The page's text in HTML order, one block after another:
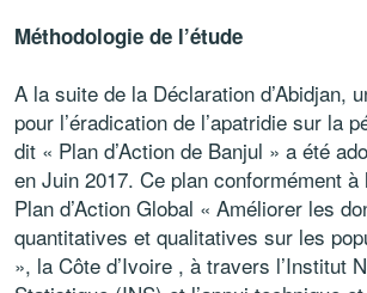
Méthodologie de l’étude
A la suite de la Déclaration d’Abidjan,
pour l’éradication de l’apatridie sur la
dit « Plan d’Action de Banjul » a été
en Juin 2017. Ce plan conformément à
Plan d’Action Global « Améliorer les
quantitatives et qualitatives sur les
», la Côte d’Ivoire , à travers l’Institut